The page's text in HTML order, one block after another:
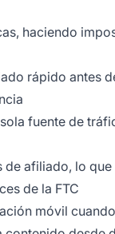
haciendo
rápido antes
fuente de
de afiliado, lo
de la FTC
móvil